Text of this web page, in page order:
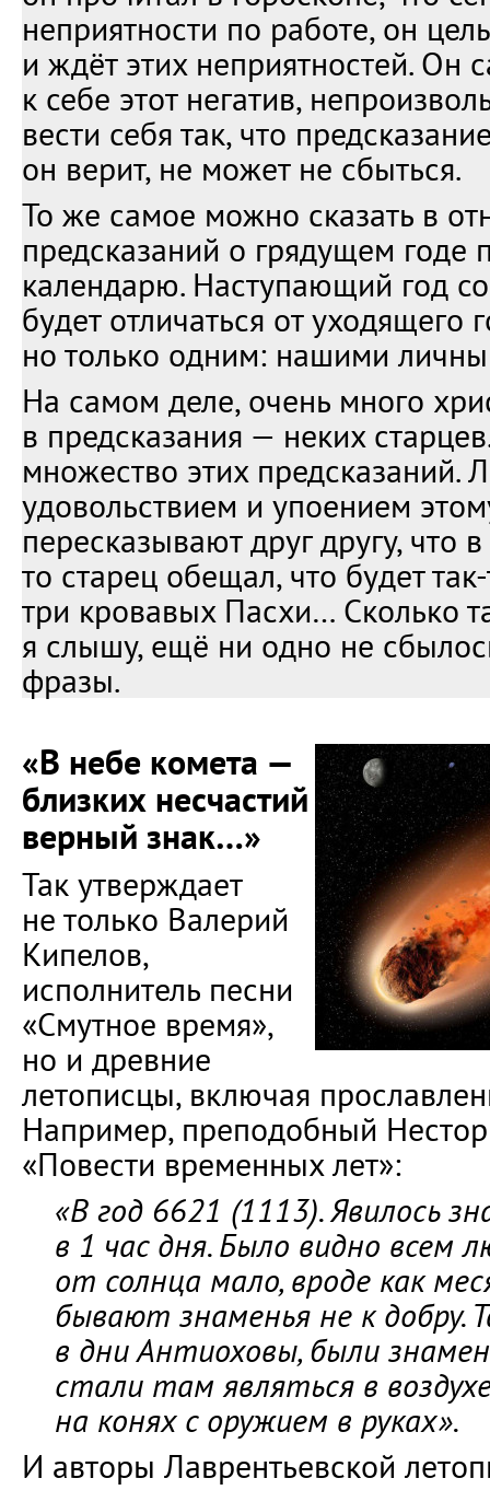
неприятности по работе, он
и ждёт этих неприятностей. Он
к себе этот негатив,
вести себя так, что
он верит, не может не сбыться.
То же самое можно сказать в
предсказаний о грядущем годе
календарю. Наступающий год
будет отличаться от уходящего
но только одним: нашими
На самом деле, очень много
в предсказания — неких
множество этих
удовольствием и упоением
пересказывают друг другу, что
то старец обещал, что будет
три кровавых Пасхи… Сколько
я слышу, ещё ни одно не
фразы.
«В небе комета —
близких несчастий
верный знак…»
Так утверждает
не только Валерий
Кипелов,
исполнитель песни
«Смутное время»,
но и древние
летописцы, включая
Например, преподобный
«Повести временных лет»:
«В год 6621 (1113). Явилось
в 1 час дня. Было видно всем
от солнца мало, вроде как
бывают знаменья не к добру.
в дни Антиоховы, были
стали там являться в
на конях с оружием в руках».
И авторы Лаврентьевской